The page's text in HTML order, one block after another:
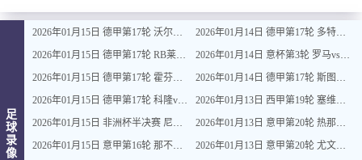
足
球
录
像
2026年01月15日 德甲第17轮 沃尔夫斯堡vs圣保利 全场录像
2026年01月15日 德甲第17轮 RB莱比锡vs弗赖堡 全场录像
2026年01月15日 德甲第17轮 霍芬海姆vs门兴 全场录像
2026年01月15日 德甲第17轮 科隆vs拜仁慕尼黑 全场录像
2026年01月15日 非洲杯半决赛 尼日利亚vs摩洛哥 全场录像
2026年01月15日 意甲第16轮 那不勒斯vs帕尔马 全场录像
2026年01月14日 德甲第17轮 多特蒙德vs不莱梅 全场录像
2026年01月14日 意杯第3轮 罗马vs都灵 全场录像
2026年01月14日 德甲第17轮 斯图加特vs法兰克福 全场录像
2026年01月13日 西甲第19轮 塞维利亚vs塞尔塔 全场录像
2026年01月13日 意甲第20轮 热那亚vs卡利亚里 全场录像
2026年01月13日 意甲第20轮 尤文图斯vs克雷莫内塞 全场录像